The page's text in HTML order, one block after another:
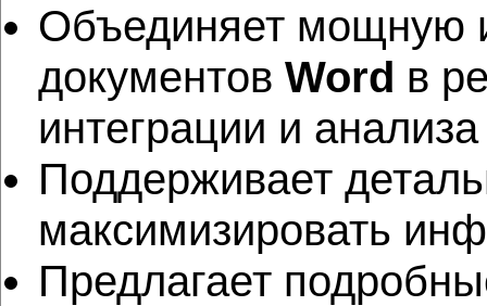
Объединяет мощную
документов Word в
интеграции и
Поддерживает
максимизировать
Предлагает